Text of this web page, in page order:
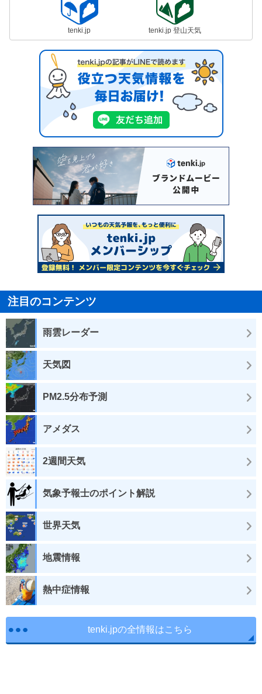
tenki.jp tenki.jp 登山天気
注目のコンテンツ
雨雲レーダー
天気図
PM2.5分布予測
アメダス
2週間天気
気象予報士のポイント解説
世界天気
地震情報
熱中症情報
tenki.jpの全情報はこちら